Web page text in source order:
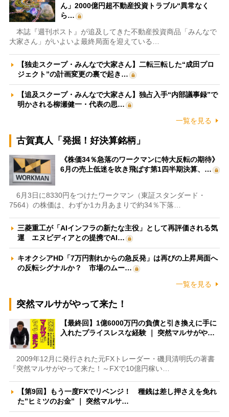
ん」2000億円超不動産投資トラブル“異常なく
ら…
本誌『週刊ポスト』が追及してきた不動産投資商品「みんなで
大家さん」がいよいよ最終局面を迎えている…
【独走スクープ・みんなで大家さん】二転三転した“成田プロ
ジェクト”の計画変更の裏で起き…
【追及スクープ・みんなで大家さん】独占入手“内部議事録”で
明かされる柳瀬健一・代表の思…
一覧を見る
古賀真人「発掘！好決算銘柄」
《株価34％急落のワークマンに特大反転の期待》
6月の売上低迷を吹き飛ばす第1四半期決算、…
6月3日に8330円をつけたワークマン（東証スタンダード・
7564）の株価は、わずか1カ月あまりで約34％下落…
三菱重工が「AIインフラの新たな主役」として再評価される気
運 エヌビディアとの提携でAI…
キオクシアHD「7万円割れからの急反発」は再びの上昇局面へ
の反転シグナルか？ 市場のムー…
一覧を見る
突然マルサがやって来た！
【最終回】1億6000万円の負債と引き換えに手に
入れたプライスレスな経験 ｜ 突然マルサがや…
2009年12月に発行された元FXトレーダー・磯貝清明氏の著書
『突然マルサがやって来た！～FXで10億円稼い…
【第9回】もう一度FXでリベンジ！ 種銭は差し押さえを免れ
た”ヒミツのお金” ｜ 突然マルサ…